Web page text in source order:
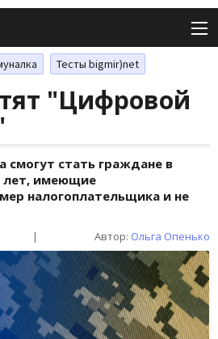
Тесты bigmir)net
"Цифровой
смогут стать граждане в
лет, имеющие
налогоплательщика и не
| Автор: Ольга Опенько